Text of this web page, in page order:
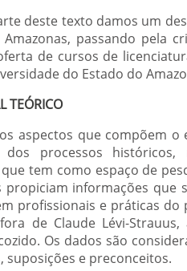
deste texto damos um
passando pela
de cursos de
do Estado do
TEÓRICO
aspectos que compõem
dos processos
tem como espaço de
propiciam informações
profissionais e práticas do
de Claude Lévi-
Os dados são
suposições e preconceitos.